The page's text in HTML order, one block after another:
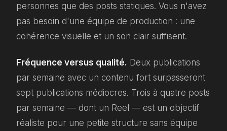
personnes que des posts statiques. Vous n'avez
pas besoin d'une équipe de production : une
cohérence visuelle et un son clair suffisent.
Fréquence versus qualité. Deux publications
par semaine avec un contenu fort surpasseront
sept publications médiocres. Trois à quatre posts
par semaine — dont un Reel — est un objectif
réaliste pour une petite structure sans équipe